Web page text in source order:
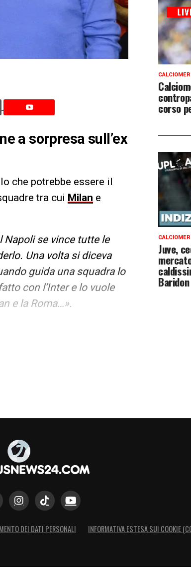
a sorpresa sull’ex
che potrebbe essere il
tra cui Milan e
Napoli se vince tutte le
Una volta si diceva
guida una squadra lo
con l’Inter e lo vuole
e la Roma…».
corso
Juve,
Baridon
DEI DATI PERSONALI INFORMATIVA ESTESA SUI COOKIE